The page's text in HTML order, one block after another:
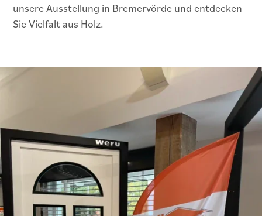
unsere Ausstellung in Bremervörde und entdecken
Sie Vielfalt aus Holz.